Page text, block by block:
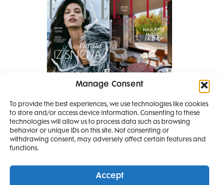
Manage Consent
To provide the best experiences, we use technologies like cookies
to store and/or access device information. Consenting to these
technologies will allow us to process data such as browsing
behavior or unique IDs on this site. Not consenting or
withdrawing consent, may adversely affect certain features and
functions.
Accept
Pretplati se na časopis
PRETPLATITE SE
SMANJI
4 IZDANJA
I 2 IZDANJA ELLE
DECORATIONA +